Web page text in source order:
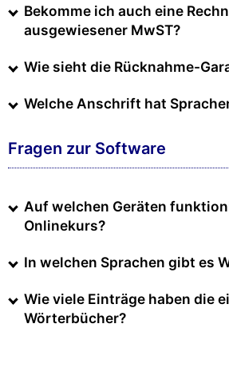
Bekomme ich auch eine
ausgewiesener MwST?
Wie sieht die Rücknahme-
Welche Anschrift hat
Fragen zur Software
Auf welchen Geräten
Onlinekurs?
In welchen Sprachen gibt es
Wie viele Einträge haben die
Wörterbücher?